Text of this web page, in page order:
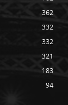
362
332
332
321
183
94